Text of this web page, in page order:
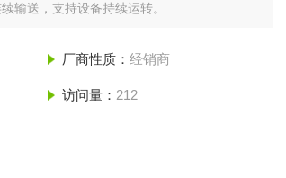
输送，支持设备持续运转。
厂商性质： 经销商
访问量： 212